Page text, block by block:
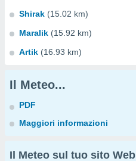
Shirak (15.02 km)
Maralik (15.92 km)
Artik (16.93 km)
Il Meteo...
PDF
Maggiori informazioni
Il Meteo sul tuo sito Web